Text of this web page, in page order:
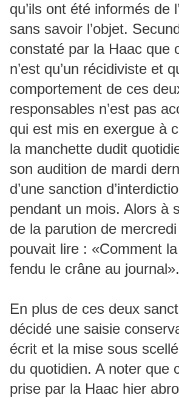
qu’ils ont été informés de
sans savoir l’objet.
constaté par la Haac que
n’est qu’un récidiviste et
comportement de ces
responsables n’est pas
qui est mis en exergue à
la manchette dudit
son audition de mardi
d’une sanction
pendant un mois. Alors à
de la parution de
pouvait lire : «Comment
fendu le crâne au journal».
En plus de ces deux
décidé une saisie
écrit et la mise sous
du quotidien. A noter que
prise par la Haac hier